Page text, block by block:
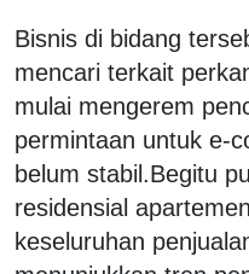
Bisnis di bidang
mencari terkait
mulai mengerem
permintaan untuk e-
belum stabil.Begitu
residensial
keseluruhan